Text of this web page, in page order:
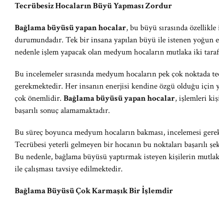
Tecrübesiz Hocaların Büyü Yapması Zordur
Bağlama büyüsü yapan hocalar, bu büyü sırasında
durumundadır. Tek bir insana yapılan büyü ile istenen
nedenle işlem yapacak olan medyum hocaların mutlaka iki
Bu incelemeler sırasında medyum hocaların pek çok noktada
gerekmektedir. Her insanın enerjisi kendine özgü olduğu için
çok önemlidir. Bağlama büyüsü yapan hocalar, işlemleri
başarılı sonuç alamamaktadır.
Bu süreç boyunca medyum hocaların bakması, incelemesi
Tecrübesi yeterli gelmeyen bir hocanın bu noktaları başarılı
Bu nedenle, bağlama büyüsü yaptırmak isteyen kişilerin
ile çalışması tavsiye edilmektedir.
Bağlama Büyüsü Çok Karmaşık Bir İşlemdir